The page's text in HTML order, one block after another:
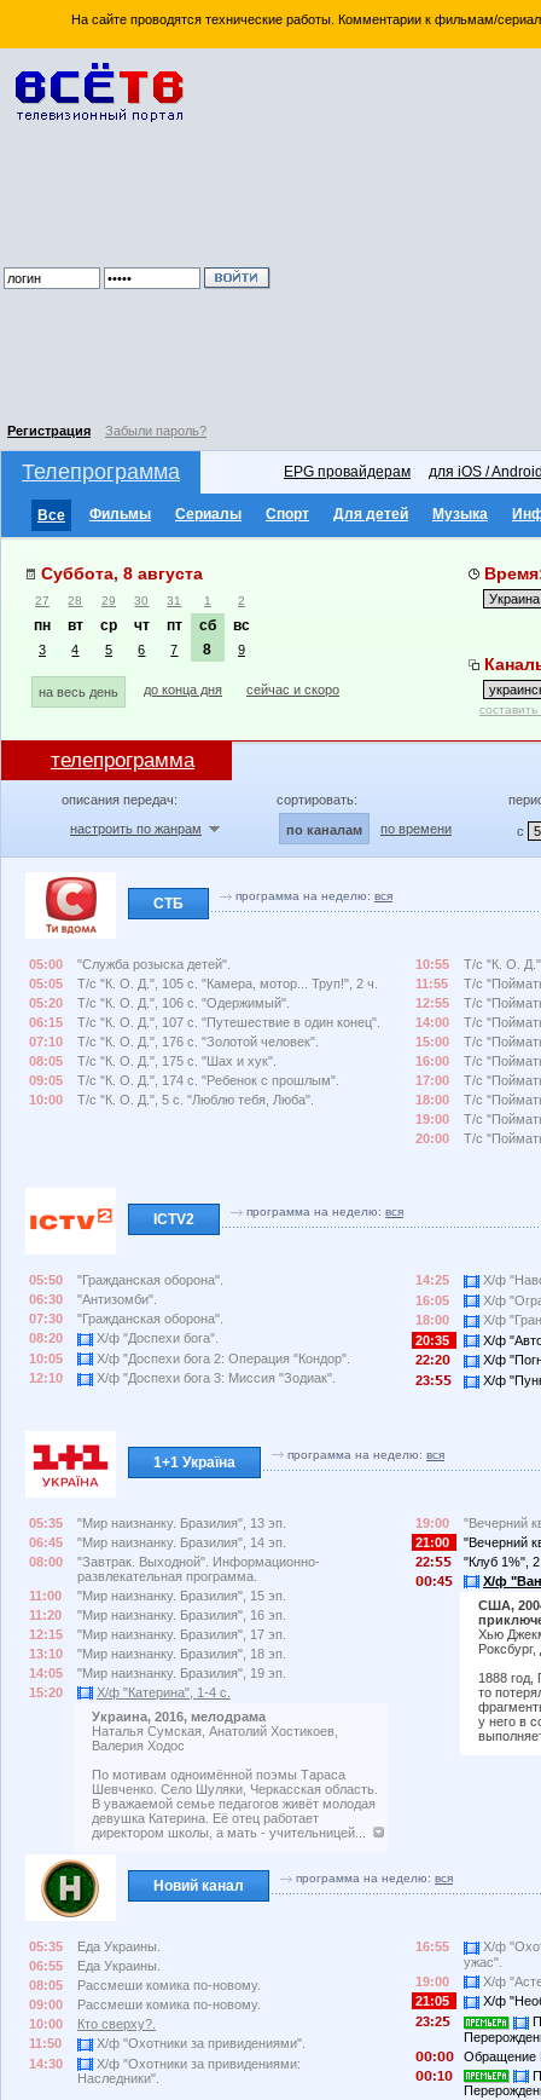
На сайте проводятся технические работы. Комментарии к фильмам/
Регистрация Забыли пароль?
Телепрограмма EPG провайдерам для iOS /
Все Фильмы Сериалы Спорт Для детей Музыка
Суббота, 8 августа
27 28 29 30 31 1 2
пн вт ср чт пт сб вс
3 4 5 6 7 8 9
на весь день до конца дня сейчас и скоро
телепрограмма
описания передач:
настроить по жанрам
сортировать:
по каналам по времени с
СТБ программа на неделю: вся
05:00
"Служба розыска детей".
05:05
Т/с "К. О. Д.", 105 с. "Камера, мотор... Труп!", 2 ч.
05:20
Т/с "К. О. Д.", 106 с. "Одержимый".
06:15
Т/с "К. О. Д.", 107 с. "Путешествие в один конец".
07:10
Т/с "К. О. Д.", 176 с. "Золотой человек".
08:05
Т/с "К. О. Д.", 175 с. "Шах и хук".
09:05
Т/с "К. О. Д.", 174 с. "Ребенок с прошлым".
10:00
Т/с "К. О. Д.", 5 с. "Люблю тебя, Люба".
10:55
Т/с "К. О.
11:55
Т/с
12:55
Т/с
14:00
Т/с
15:00
Т/с
16:00
Т/с
17:00
Т/с
18:00
Т/с
19:00
Т/с
20:00
Т/с
ICTV2 программа на неделю: вся
05:50
"Гражданская оборона".
06:30
"Антизомби".
07:30
"Гражданская оборона".
08:20
Х/ф "Доспехи бога".
10:05
Х/ф "Доспехи бога 2: Операция "Кондор".
12:10
Х/ф "Доспехи бога 3: Миссия "Зодиак".
14:25
Х/ф
16:05
Х/ф
18:00
Х/ф
20:35
Х/ф
22:2
Х/ф
23:
Х/ф
1+1 Україна программа на неделю: вся
05:35
"Мир наизнанку. Бразилия", 13 эп.
06:45
"Мир наизнанку. Бразилия", 14 эп.
08:00
"Завтрак. Выходной". Информационно-
развлекательная программа.
11:00
"Мир наизнанку. Бразилия", 15 эп.
11:20
"Мир наизнанку. Бразилия", 16 эп.
12:15
"Мир наизнанку. Бразилия", 17 эп.
13:10
"Мир наизнанку. Бразилия", 18 эп.
14:05
"Мир наизнанку. Бразилия", 19 эп.
15:20
Х/ф "Катерина", 1-4 с.
Украина, 2016, мелодрама
Наталья Сумская, Анатолий Хостикоев,
Валерия Ходос
По мотивам одноимённой поэмы Тараса
Шевченко. Село Шуляки, Черкасская область.
В уважаемой семье педагогов живёт молодая
девушка Катерина. Её отец работает
директором школы, а мать - учительницей...
19:00
"Вечерний
21:00
"Вечерний
22:
"Клуб 1%",
:4
Х/ф
США,
Хью
1888 год,
то
у него в
Новий канал программа на неделю: вся
05:35
Еда Украины.
06:55
Еда Украины.
08:05
Рассмеши комика по-новому.
09:00
Рассмеши комика по-новому.
10:00
Кто сверху?.
11:50
Х/ф "Охотники за привидениями".
14:30
Х/ф "Охотники за привидениями:
Наследники".
16:55
Х/ф
ужас".
19:00
Х/ф
21:05
Х/ф
23:2
:
Обращение
:1